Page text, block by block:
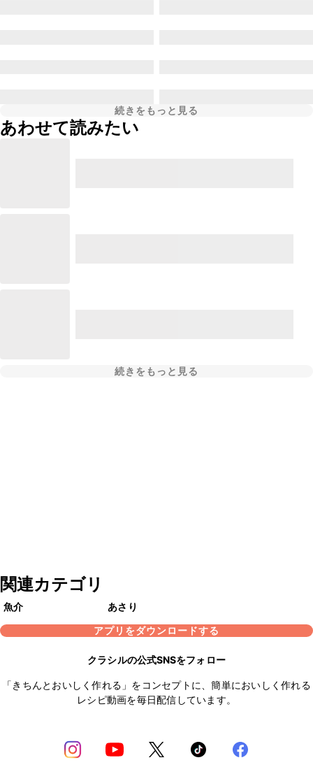
続きをもっと見る
あわせて読みたい
続きをもっと見る
関連カテゴリ
魚介
あさり
アプリをダウンロードする
クラシルの公式SNSをフォロー
「きちんとおいしく作れる」をコンセプトに、簡単においしく作れる
レシピ動画を毎日配信しています。